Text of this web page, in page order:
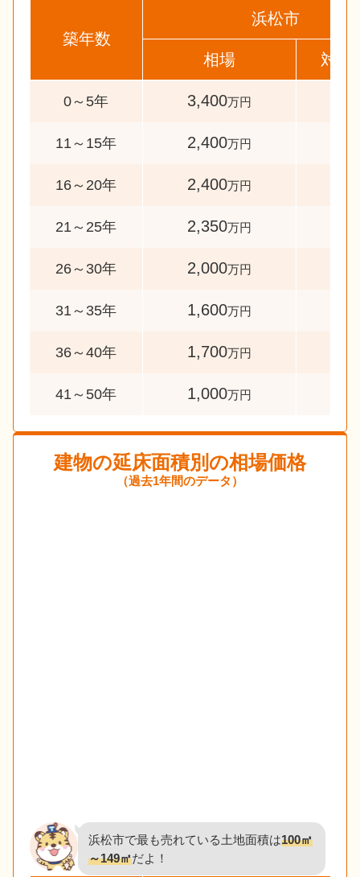
築年数
浜松市
相場 対象
0～5年 3,400万円
11～15年 2,400万円
16～20年 2,400万円
21～25年 2,350万円
26～30年 2,000万円
31～35年 1,600万円
36～40年 1,700万円
41～50年 1,000万円
建物の延床面積別の相場価格
（過去1年間のデータ）
浜松市で最も売れている土地面積は100㎡
～149㎡だよ！